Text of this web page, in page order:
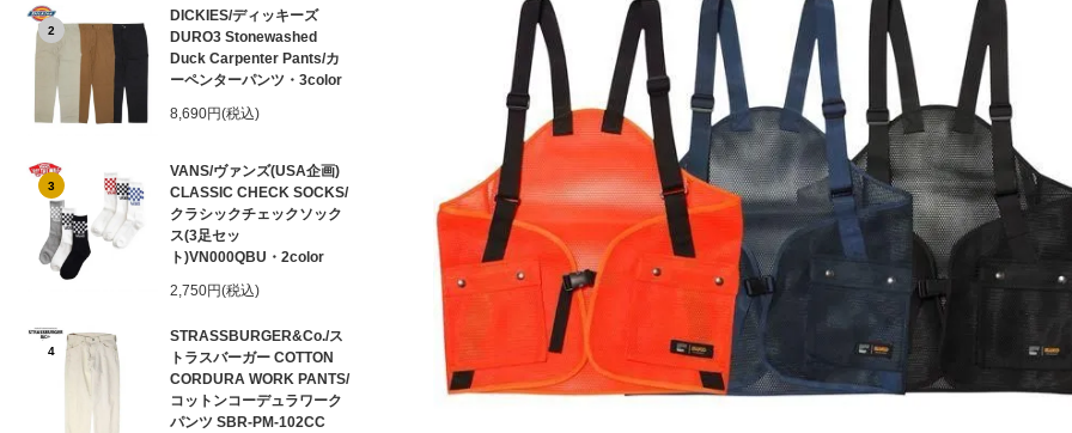
2
DICKIES/ディッキーズ
DURO3 Stonewashed
Duck Carpenter Pants/カ
ーペンターパンツ・3color
8,690円(税込)
3
VANS/ヴァンズ(USA企画)
CLASSIC CHECK SOCKS/
クラシックチェックソック
ス(3足セッ
ト)VN000QBU・2color
2,750円(税込)
4
STRASSBURGER&Co./ス
トラスバーガー COTTON
CORDURA WORK PANTS/
コットンコーデュラワーク
パンツ SBR-PM-102CC